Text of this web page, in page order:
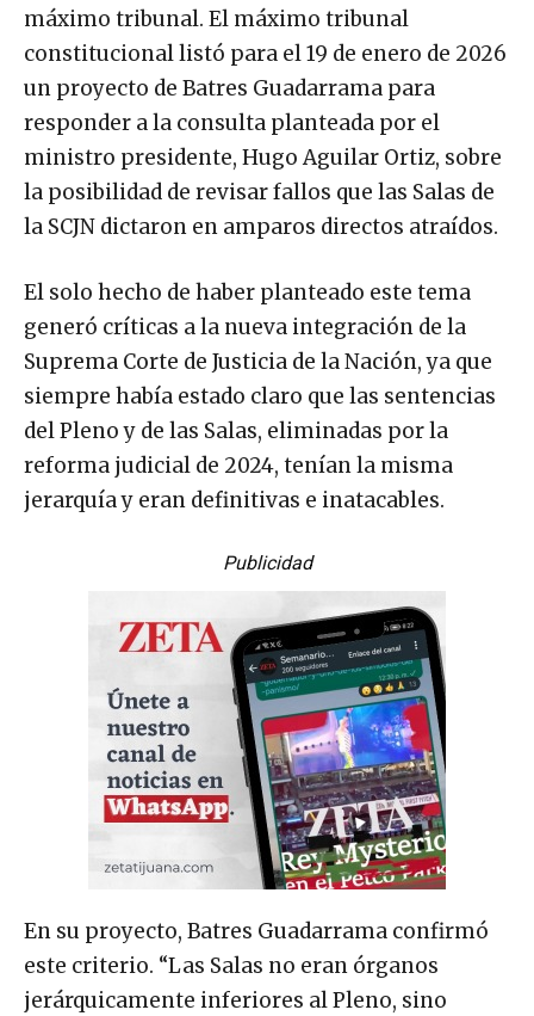
máximo tribunal. El máximo tribunal
constitucional listó para el 19 de enero de 2026
un proyecto de Batres Guadarrama para
responder a la consulta planteada por el
ministro presidente, Hugo Aguilar Ortiz, sobre
la posibilidad de revisar fallos que las Salas de
la SCJN dictaron en amparos directos atraídos.
El solo hecho de haber planteado este tema
generó críticas a la nueva integración de la
Suprema Corte de Justicia de la Nación, ya que
siempre había estado claro que las sentencias
del Pleno y de las Salas, eliminadas por la
reforma judicial de 2024, tenían la misma
jerarquía y eran definitivas e inatacables.
Publicidad
En su proyecto, Batres Guadarrama confirmó
este criterio. “Las Salas no eran órganos
jerárquicamente inferiores al Pleno, sino